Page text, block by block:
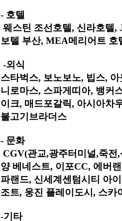
- 호텔
웨스틴 조선호텔, 신라호텔,
보텔 부산, MEA메리어트 호
-외식
스타벅스, 보노보노, 빕스,
니로마스, 스파게띠아, 뱅커
이크, 매드포갈릭, 아시아차
불고기브라더스
- 문화
CGV(관교,광주터미널,죽전
양 베네스트, 이포CC, 에버
파랜드, 신세계센텀시티 아
조트, 웅진 플레이도시, 스
-기타